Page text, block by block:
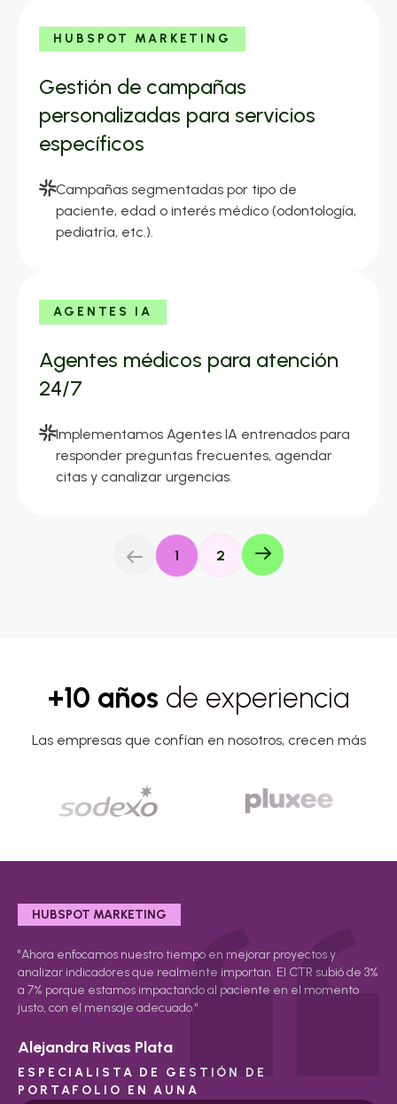
HUBSPOT MARKETING
Gestión de campañas
personalizadas para servicios
específicos
Campañas segmentadas por tipo de
paciente, edad o interés médico (odontología,
pediatría, etc.).
AGENTES IA
Agentes médicos para atención
24/7
Implementamos Agentes IA entrenados para
responder preguntas frecuentes, agendar
citas y canalizar urgencias.
1 2
+10 años de experiencia
Las empresas que confían en nosotros, crecen más
HUBSPOT MARKETING
"Ahora enfocamos nuestro tiempo en mejorar proyectos y
analizar indicadores que realmente importan. El CTR subió de 3%
a 7% porque estamos impactando al paciente en el momento
justo, con el mensaje adecuado."
Alejandra Rivas Plata
ESPECIALISTA DE GESTIÓN DE
PORTAFOLIO EN AUNA